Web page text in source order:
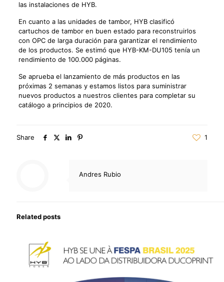
las instalaciones de HYB.
En cuanto a las unidades de tambor, HYB clasificó
cartuchos de tambor en buen estado para reconstruirlos
con OPC de larga duración para garantizar el rendimiento
de los productos. Se estimó que HYB-KM-DU105 tenía un
rendimiento de 100.000 páginas.
Se aprueba el lanzamiento de más productos en las
próximas 2 semanas y estamos listos para suministrar
nuevos productos a nuestros clientes para completar su
catálogo a principios de 2020.
Share 1
Andres Rubio
Related posts